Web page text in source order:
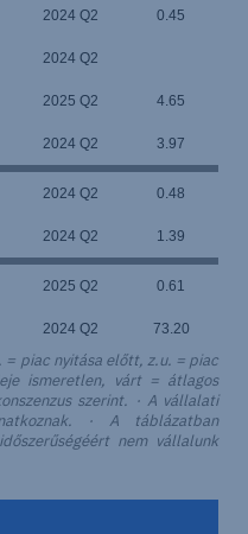
2024 Q2 0.45
2024 Q2
2025 Q2 4.65
2024 Q2 3.97
2024 Q2 0.48
2024 Q2 1.39
2025 Q2 0.61
2024 Q2 73.20
= piac nyitása előtt, z.u. = piac
ismeretlen, várt = átlagos
szerint. · A vállalati
· A táblázatban
nem vállalunk